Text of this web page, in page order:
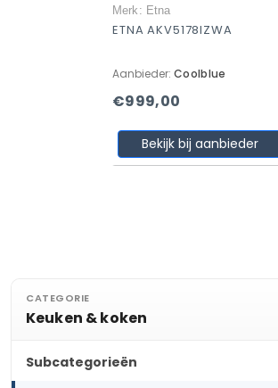
Merk: Etna
ETNA AKV5178IZWA
Aanbieder: Coolblue
€999,00
Bekijk bij aanbieder
CATEGORIE
Keuken & koken
Subcategorieën